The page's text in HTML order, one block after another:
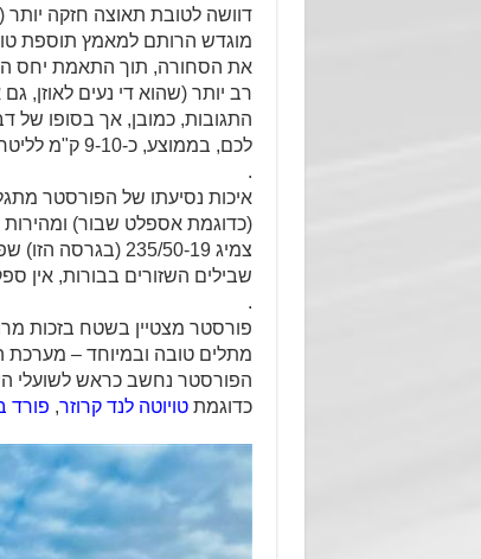
דוושה לטובת תאוצה חזקה
מוגדש הרותם למאמץ תוספת
את הסחורה, תוך התאמת יחס
רב יותר (שהוא די נעים
התגובות, כמובן, אך בסופו של
לכם, בממוצע, כ-9-10 ק"מ לליטר דלק בנסיעה ריאלית לחלוטין.
.
איכות נסיעתו של הפורסטר
(כדוגמת אספלט שבור) ומהירות
צמיג 235/50-19
שבילים השזורים בבורות, אין
.
פורסטר מצטיין בשטח בזכות
מתלים טובה ובמיוחד – מערכת
הפורסטר נחשב כראש לשועלי
כדוגמתטויוטה לנד קרוזר, פורד